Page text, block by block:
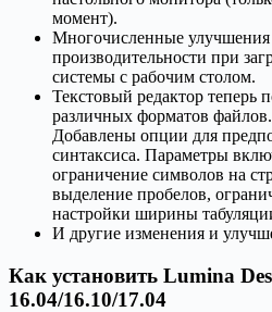
момент).
Многочисленные улучшения
производительности при
системы с рабочим столом.
Текстовый редактор теперь
различных форматов файлов.
Добавлены опции для
синтаксиса. Параметры
ограничение символов на
выделение пробелов,
настройки ширины
И другие изменения и
Как установить Lumina
16.04/16.10/17.04